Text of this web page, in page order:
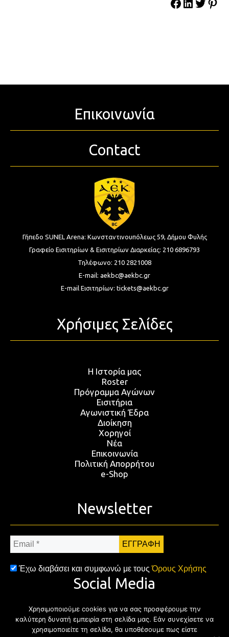
Επικοινωνία
Contact
Γήπεδο SUNEL Arena: Κωνσταντινουπόλεως 59, Δήμου Φυλής
Γραφείο Εισιτηρίων & Εισιτηρίων Διαρκείας: 210 6896793
Τηλέφωνο: 210 2821008
E-mail: aekbc@aekbc.gr
E-mail Εισιτηρίων: tickets@aekbc.gr
Χρήσιμες Σελίδες
Η Ιστορία μας
Roster
Πρόγραμμα Αγώνων
Εισιτήρια
Αγωνιστική Έδρα
Διοίκηση
Χορηγοί
Νέα
Επικοινωνία
Πολιτική Απορρήτου
e-Shop
Newsletter
Email
*
Έχω διαβάσει και συμφωνώ με τουςΌρους Χρήσης
Social Media
FacebookTwitter Instagram
Χρησιμοποιούμε cookies για να σας προσφέρουμε την
καλύτερη δυνατή εμπειρία στη σελίδα μας. Εάν συνεχίσετε να
χρησιμοποιείτε τη σελίδα, θα υποθέσουμε πως είστε